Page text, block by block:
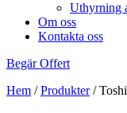
Uthyrning
Om oss
Kontakta oss
Begär Offert
Hem /Produkter/